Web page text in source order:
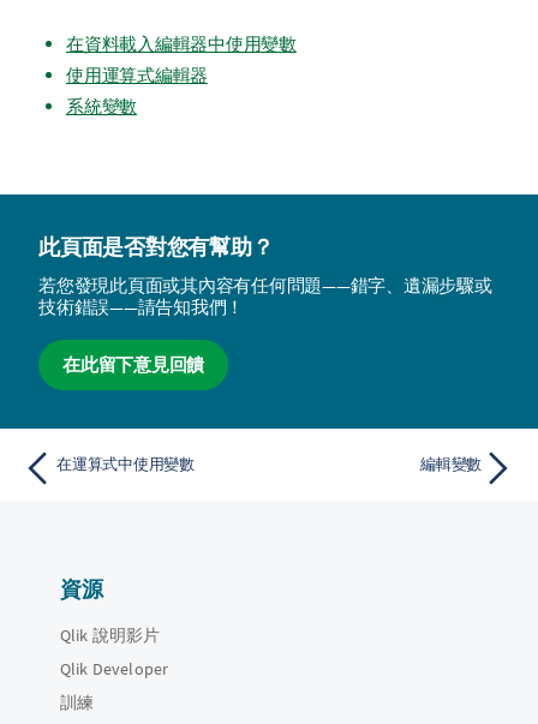
在資料載入編輯器中使用變數
使用運算式編輯器
系統變數
此頁面是否對您有幫助？
若您發現此頁面或其內容有任何問題——錯字、遺漏步驟或
技術錯誤——請告知我們！
在此留下意見回饋
在運算式中使用變數 編輯變數
資源
Qlik 說明影片
Qlik Developer
訓練